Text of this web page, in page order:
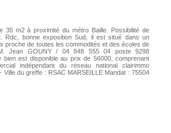
35 m2 à proximité du métro Baille. Possibilité de
Rdc, bonne exposition Sud, il est situé dans un
proche de toutes les commodités et des écoles de
Jean GOUNY / 04 848 555 04 poste 9298
bien est disponible au prix de 56000, comprenant
indépendant du réseau national clairimmo
Ville du greffe : RSAC MARSEILLE Mandat : 75504